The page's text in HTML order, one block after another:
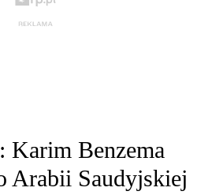
Karim Benzema
Arabii Saudyjskiej